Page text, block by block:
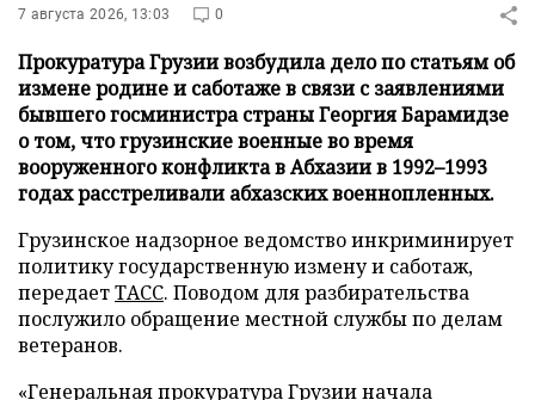
7 августа 2026, 13:03 0
Прокуратура Грузии возбудила дело по статьям об
измене родине и саботаже в связи с заявлениями
бывшего госминистра страны Георгия Барамидзе
о том, что грузинские военные во время
вооруженного конфликта в Абхазии в 1992–1993
годах расстреливали абхазских военнопленных.
Грузинское надзорное ведомство инкриминирует
политику государственную измену и саботаж,
передаетТАСС. Поводом для разбирательства
послужило обращение местной службы по делам
ветеранов.
«Генеральная прокуратура Грузии начала